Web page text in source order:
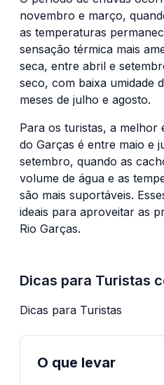
novembro e março,
as temperaturas
sensação térmica mais
seca, entre abril e
seco, com baixa umidade
meses de julho e agosto.
Para os turistas, a melhor
do Garças é entre maio e
setembro, quando as
volume de água e as
são mais suportáveis.
ideais para aproveitar as
Rio Garças.
Dicas para Turistas
Dicas para Turistas
O que levar